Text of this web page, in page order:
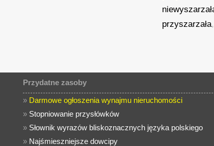
przyszarzała
Przydatne zasoby
» Darmowe ogłoszenia wynajmu nieruchomości
» Stopniowanie przysłówków
» Słownik wyrazów bliskoznacznych języka polskiego
» Najśmieszniejsze dowcipy